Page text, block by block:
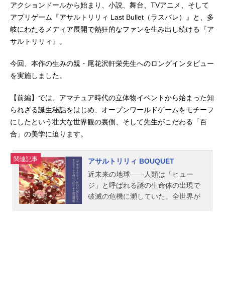
アクションドールから始まり、小説、舞台、TVアニメ、そして
アプリゲーム『アサルトリリィ Last Bullet（ラスバレ）』と、多
岐にわたるメディア展開で熱狂的なファンを生み出し続ける『ア
サルトリリィ』。
今回、本作の生みの親・尾花沢軒栄先生へのロングインタビュー
を実施しました。
【前編】では、アマチュア時代の立体物イベントから始まった知
られざる誕生秘話をはじめ、オープンワールドゲームをモチーフ
にしたという壮大な世界観の裏側、そして先生がこだわる「百
合」の美学に迫ります。
関連記事
アサルトリリィ BOUQUET
近未来の地球――人類は「ヒュー
ジ」と呼ばれる謎の生命体の出現で
破滅の危機に瀕していた。全世界が